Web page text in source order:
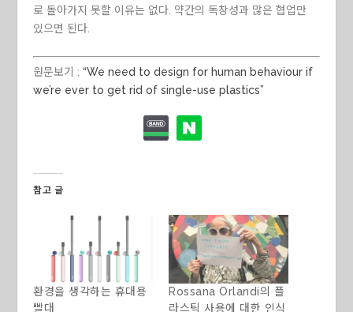
로 돌아가지 못할 이유는 없다. 약간의 독창성과 많은 협업만
있으면 된다.
원문보기 :“We need to design for human behaviour if
we’re ever to get rid of single-use plastics”
참고 글
환경을 생각하는 휴대용
빨대
Rossana Orlandi의 플
라스틱 사용에 대한 인식